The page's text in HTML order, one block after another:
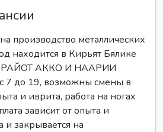
производство металлических
находится в Кирьят Бялике
КРАЙОТ АККО И НААРИИ
7 до 19, возможны смены в
и иврита, работа на ногах
зависит от опыта и
и закрывается на